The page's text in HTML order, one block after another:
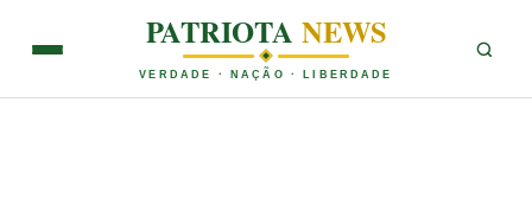
PATRIOTANEWS
VERDADE · NAÇÃO · LIBERDADE